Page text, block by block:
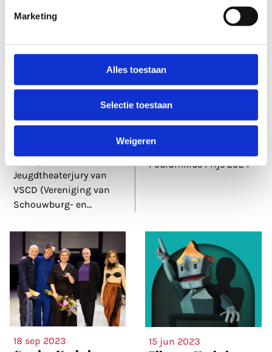
Marketing
Alles toestaan
Selectie toestaan
Weigeren
Het Filiaal
theatermakers wint
belangrijke
jeugdtheaterprijs
Jeugdtheaterjury van
VSCD (Vereniging van
Schouwburg- en…
17 jul 2024
Het Filiaal
genomineerd voor
Podiumkids Prijs 2024
18 sep 2023 15 jun 2023